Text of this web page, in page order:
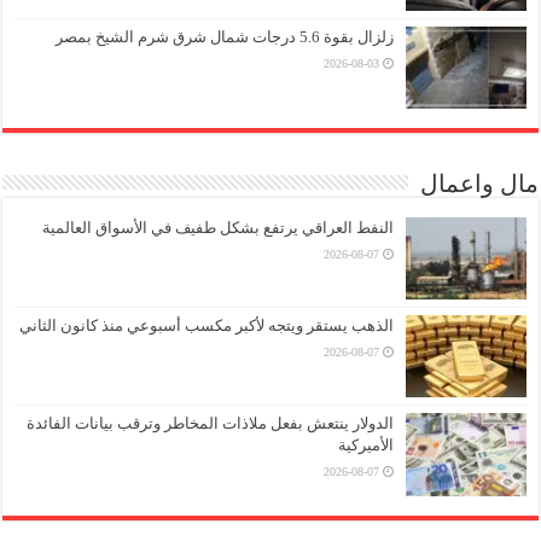
زلزال بقوة 5.6 درجات شمال شرق شرم الشيخ بمصر
2026-08-03
مال واعمال
النفط العراقي يرتفع بشكل طفيف في الأسواق العالمية
2026-08-07
الذهب يستقر ويتجه لأكبر مكسب أسبوعي منذ كانون الثاني
2026-08-07
الدولار ينتعش بفعل ملاذات المخاطر وترقب بيانات الفائدة
الأميركية
2026-08-07